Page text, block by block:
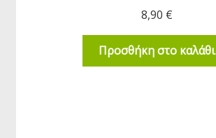
8,90 €
Προσθήκη στο καλάθι